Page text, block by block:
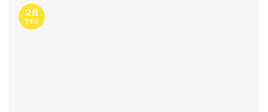
28
Th3